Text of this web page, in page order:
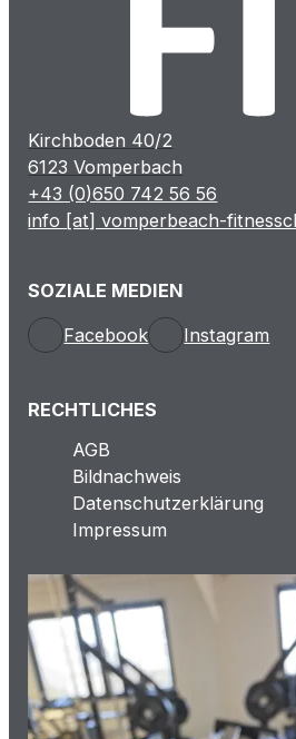
Kirchboden 40/2
6123 Vomperbach
+43 (0)650 742 56 56
info [at] vomperbeach-
SOZIALE MEDIEN
Facebook
Instagram
RECHTLICHES
AGB
Bildnachweis
Datenschutzerklärung
Impressum